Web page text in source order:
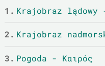
1. Krajobraz lądowy
2. Krajobraz
3. Pogoda - Καιρός